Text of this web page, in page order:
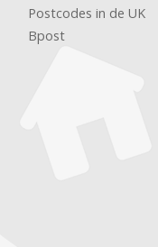
Postcodes in de UK
Bpost